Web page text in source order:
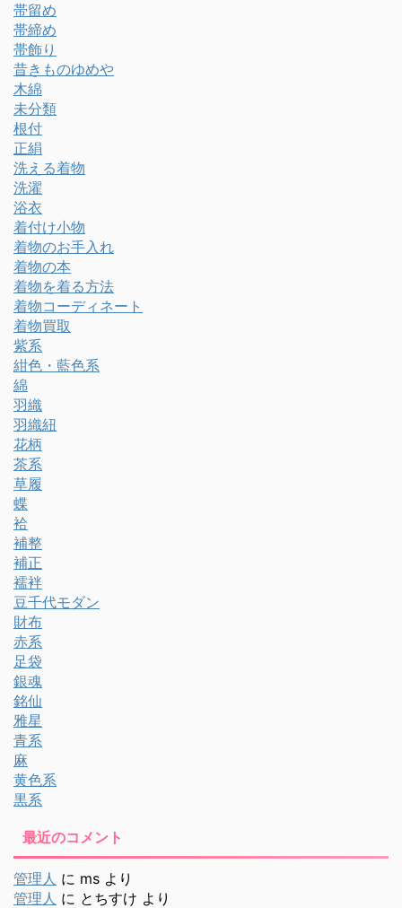
帯留め
帯締め
帯飾り
昔きものゆめや
木綿
未分類
根付
正絹
洗える着物
洗濯
浴衣
着付け小物
着物のお手入れ
着物の本
着物を着る方法
着物コーディネート
着物買取
紫系
紺色・藍色系
綿
羽織
羽織紐
花柄
茶系
草履
蝶
袷
補整
補正
襦袢
豆千代モダン
財布
赤系
足袋
銀魂
銘仙
雅星
青系
麻
黄色系
黒系
最近のコメント
管理人 に ms より
管理人 に とちすけ より